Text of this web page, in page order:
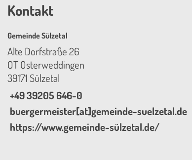
Kontakt
Gemeinde Sülzetal
Alte Dorfstraße 26
OT Osterweddingen
39171 Sülzetal
+49 39205 646-0
buergermeister[at]gemeinde-suelzetal.de
https://www.gemeinde-sülzetal.de/